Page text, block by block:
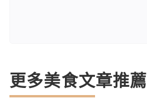
更多美食文章推薦